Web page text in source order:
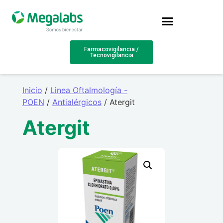
Farmacovigilancia /
Tecnovigilancia
Inicio / Linea Oftalmología -
POEN / Antialérgicos/ Atergit
Atergit